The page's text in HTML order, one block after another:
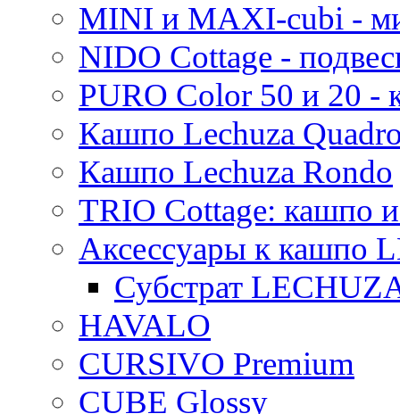
MINI и MAXI-cubi -
NIDO Cottage -
PURO Color 50 и 20
Кашпо Lechuza
Кашпо Lechuza Rondo
TRIO Cottage: кашпо
Аксессуары к кашпо
Субстрат
HAVALO
CURSIVO Premium
CUBE Glossy